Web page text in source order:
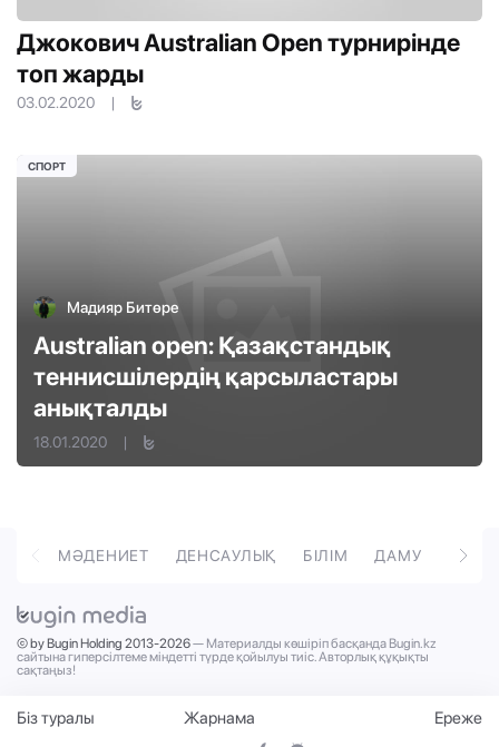
Джокович Australian Open турнирінде
топ жарды
03.02.2020 |
Мадияр Битөре
Australian open: Қазақстандық
теннисшілердің қарсыластары
анықталды
18.01.2020 |
СПОРТ
МӘДЕНИЕТ ДЕНСАУЛЫҚ БІЛІМ ДАМУ
© by Bugin Holding 2013-2026— Материалды көшіріп басқанда Bugin.kz
сайтына гиперсілтеме міндетті түрде қойылуы тиіс. Авторлық құқықты
сақтаңыз!
Біз туралы Жарнама Ереже